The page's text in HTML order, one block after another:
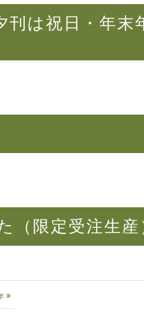
は祝日・年末
限定受注生産
»